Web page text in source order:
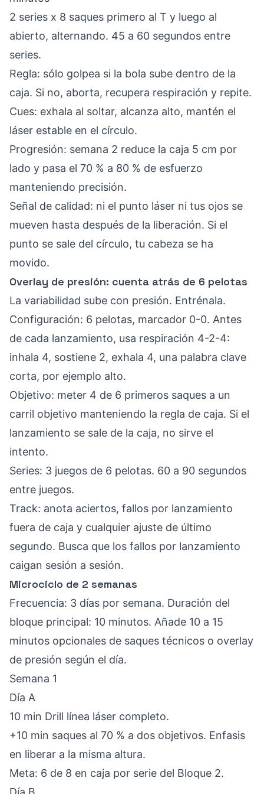
2 series x 8 saques primero al T y luego al
abierto, alternando. 45 a 60 segundos entre
series.
Regla: sólo golpea si la bola sube dentro de la
caja. Si no, aborta, recupera respiración y repite.
Cues: exhala al soltar, alcanza alto, mantén el
láser estable en el círculo.
Progresión: semana 2 reduce la caja 5 cm por
lado y pasa el 70 % a 80 % de esfuerzo
manteniendo precisión.
Señal de calidad: ni el punto láser ni tus ojos se
mueven hasta después de la liberación. Si el
punto se sale del círculo, tu cabeza se ha
movido.
Overlay de presión: cuenta atrás de 6 pelotas
La variabilidad sube con presión. Entrénala.
Configuración: 6 pelotas, marcador 0-0. Antes
de cada lanzamiento, usa respiración 4-2-4:
inhala 4, sostiene 2, exhala 4, una palabra clave
corta, por ejemplo alto.
Objetivo: meter 4 de 6 primeros saques a un
carril objetivo manteniendo la regla de caja. Si el
lanzamiento se sale de la caja, no sirve el
intento.
Series: 3 juegos de 6 pelotas. 60 a 90 segundos
entre juegos.
Track: anota aciertos, fallos por lanzamiento
fuera de caja y cualquier ajuste de último
segundo. Busca que los fallos por lanzamiento
caigan sesión a sesión.
Microciclo de 2 semanas
Frecuencia: 3 días por semana. Duración del
bloque principal: 10 minutos. Añade 10 a 15
minutos opcionales de saques técnicos o overlay
de presión según el día.
Semana 1
Día A
10 min Drill línea láser completo.
+10 min saques al 70 % a dos objetivos. Enfasis
en liberar a la misma altura.
Meta: 6 de 8 en caja por serie del Bloque 2.